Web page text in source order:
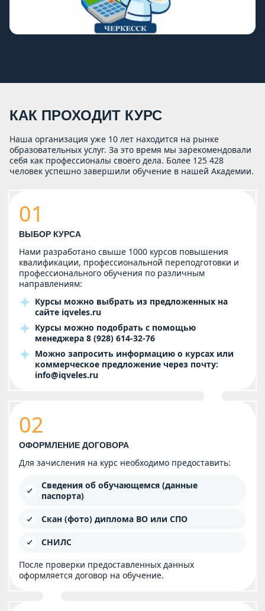
КАК ПРОХОДИТ КУРС
Наша организация уже 10 лет находится на рынке
образовательных услуг. За это время мы зарекомендовали
себя как профессионалы своего дела. Более 125 428
человек успешно завершили обучение в нашей Академии.
01
ВЫБОР КУРСА
Нами разработано свыше 1000 курсов повышения
квалификации, профессиональной переподготовки и
профессионального обучения по различным
направлениям:
Курсы можно выбрать из предложенных на
сайте iqveles.ru
Курсы можно подобрать с помощью
менеджера 8 (928) 614-32-76
Можно запросить информацию о курсах или
коммерческое предложение через почту:
info@iqveles.ru
02
ОФОРМЛЕНИЕ ДОГОВОРА
Для зачисления на курс необходимо предоставить:
Сведения об обучающемся (данные
паспорта)
Скан (фото) диплома ВО или СПО
СНИЛС
После проверки предоставленных данных
оформляется договор на обучение.